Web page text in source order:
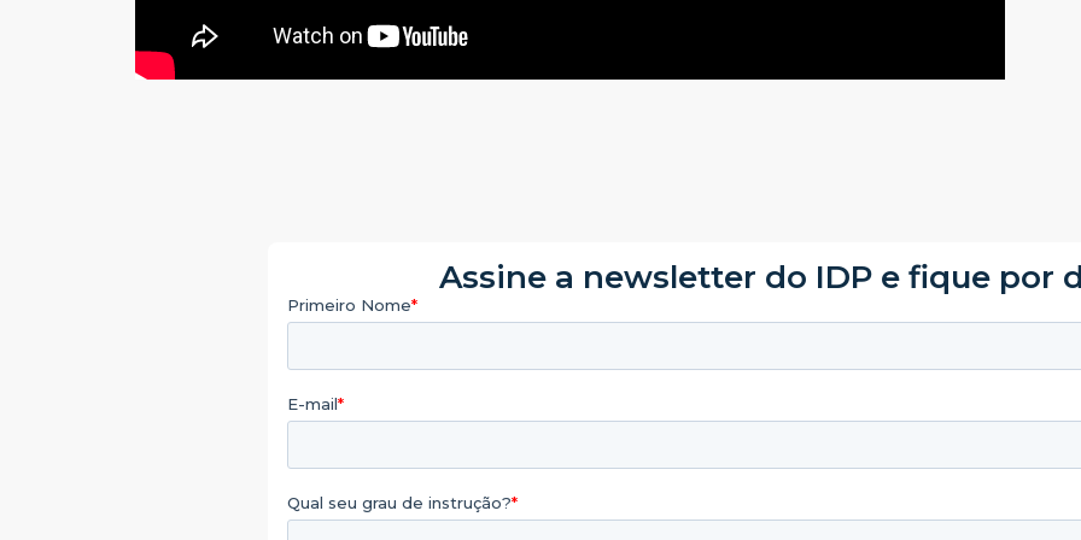
Assine a newsletter do IDP e fique por